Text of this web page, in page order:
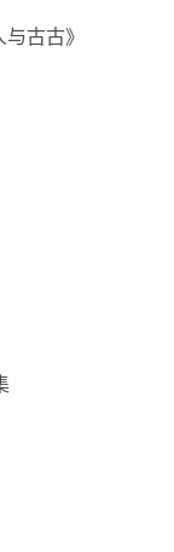
古古》